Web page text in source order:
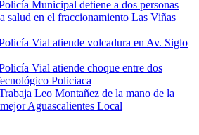
Municipal detiene a dos personas
salud en el fraccionamiento Las Viñas
Vial atiende volcadura en Av. Siglo
Vial atiende choque entre dos
Policiaca
Leo Montañez de la mano de la
Aguascalientes Local